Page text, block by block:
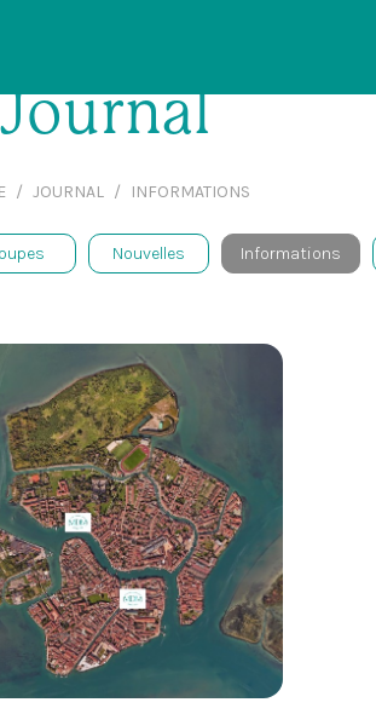
Journal
JOURNAL INFORMATIONS
Nouvelles Informations